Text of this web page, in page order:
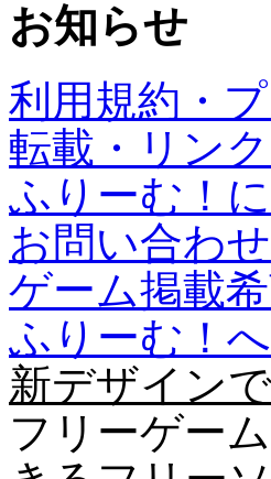
お知らせ
利用規約・
転載・リン
ふりーむ！
お問い合わせ
ゲーム掲載
ふりーむ！
新デザイン
フリーゲー